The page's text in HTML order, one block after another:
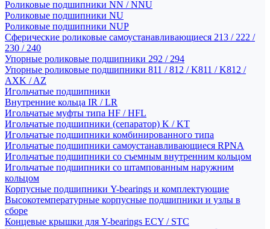
Роликовые подшипники NN / NNU
Роликовые подшипники NU
Роликовые подшипники NUP
Сферические роликовые самоустанавливающиеся 213 / 222 /
230 / 240
Упорные роликовые подшипники 292 / 294
Упорные роликовые подшипники 811 / 812 / K811 / K812 /
AXK / AZ
Игольчатые подшипники
Внутренние кольца IR / LR
Игольчатые муфты типа HF / HFL
Игольчатые подшипники (сепаратор) K / KT
Игольчатые подшипники комбинированного типа
Игольчатые подшипники самоустанавливающиеся RPNA
Игольчатые подшипники со съемным внутренним кольцом
Игольчатые подшипники со штампованным наружним
кольцом
Корпусные подшипники Y-bearings и комплектующие
Высокотемпературные корпусные подшипники и узлы в
сборе
Концевые крышки для Y-bearings ECY / STC